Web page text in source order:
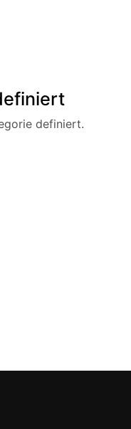
definiert.